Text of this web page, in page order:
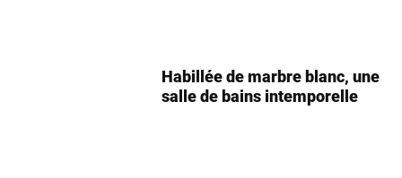
Habillée de marbre blanc, une
salle de bains intemporelle